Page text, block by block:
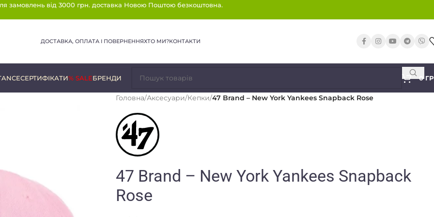
замовлень від 3000 грн. доставка Новою Поштою безкоштовна.
ДОСТАВКА, ОПЛАТА І ПОВЕРНЕННЯХТО МИ?КОНТАКТИ
СЕРТИФІКАТИ% SALEБРЕНДИ 0
Головна/Аксесуари/Кепки/47 Brand – New York Yankees Snapback Rose
47 Brand – New York Yankees Snapback
Rose